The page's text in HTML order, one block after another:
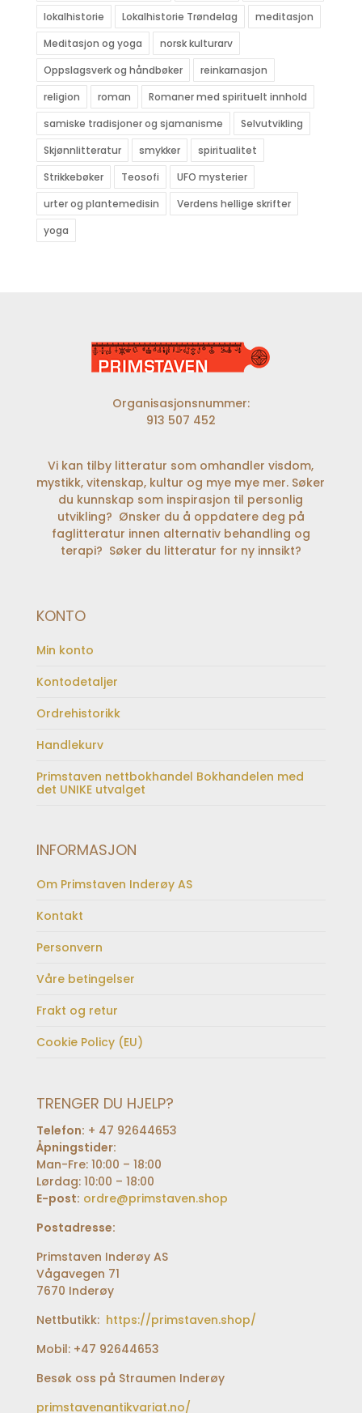
lokalhistorie
Lokalhistorie Trøndelag
meditasjon
Meditasjon og yoga
norsk kulturarv
Oppslagsverk og håndbøker
reinkarnasjon
religion
roman
Romaner med spirituelt innhold
samiske tradisjoner og sjamanisme
Selvutvikling
Skjønnlitteratur
smykker
spiritualitet
Strikkebøker
Teosofi
UFO mysterier
urter og plantemedisin
Verdens hellige skrifter
yoga
Organisasjonsnummer:
913 507 452
Vi kan tilby litteratur som omhandler visdom,
mystikk, vitenskap, kultur og mye mye mer. Søker
du kunnskap som inspirasjon til personlig
utvikling? Ønsker du å oppdatere deg på
faglitteratur innen alternativ behandling og
terapi? Søker du litteratur for ny innsikt?
KONTO
Min konto
Kontodetaljer
Ordrehistorikk
Handlekurv
Primstaven nettbokhandel Bokhandelen med
det UNIKE utvalget
INFORMASJON
Om Primstaven Inderøy AS
Kontakt
Personvern
Våre betingelser
Frakt og retur
Cookie Policy (EU)
TRENGER DU HJELP?
Telefon: + 47 92644653
Åpningstider:
Man-Fre: 10:00 – 18:00
Lørdag: 10:00 – 18:00
E-post: ordre@primstaven.shop
Postadresse:
Primstaven Inderøy AS
Vågavegen 71
7670 Inderøy
Nettbutikk: https://primstaven.shop/
Mobil: +47 92644653
Besøk oss på Straumen Inderøy
primstavenantikvariat.no/